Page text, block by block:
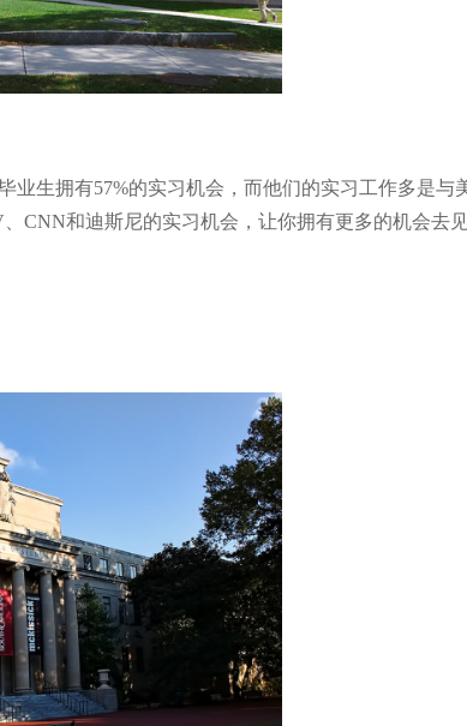
业生拥有57%的实习机会，而他们的实习工作多是与
CNN和迪斯尼的实习机会，让你拥有更多的机会去